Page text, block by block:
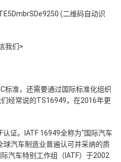
(二维码自动识
我们>
标准，还需要通过国际标准化组织
经常说的TS16949，在2016年更
证。IATF 16949全称为“国际汽车
球汽车制造业普遍认可并采纳的质
汽车特别工作组（IATF）于2002